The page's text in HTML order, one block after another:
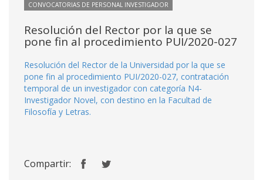
CONVOCATORIAS DE PERSONAL INVESTIGADOR
Resolución del Rector por la que se
pone fin al procedimiento PUI/2020-027
Resolución del Rector de la Universidad por la que se
pone fin al procedimiento PUI/2020-027, contratación
temporal de un investigador con categoría N4-
Investigador Novel, con destino en la Facultad de
Filosofía y Letras.
Compartir: